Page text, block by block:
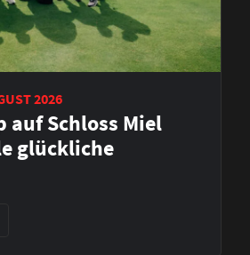
2026
auf Schloss Miel
glückliche